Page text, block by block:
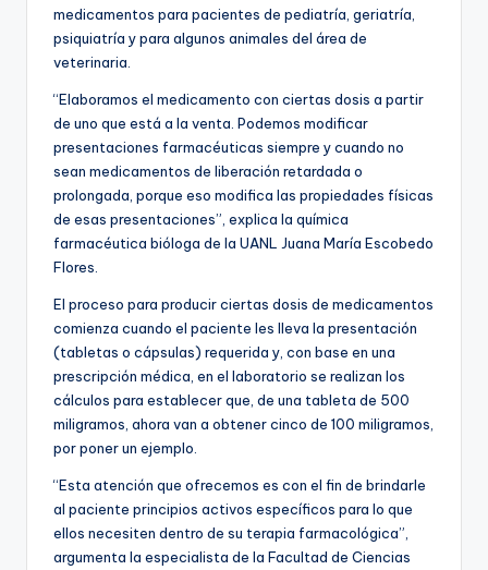
medicamentos para pacientes de pediatría, geriatría,
psiquiatría y para algunos animales del área de
veterinaria.
“Elaboramos el medicamento con ciertas dosis a partir
de uno que está a la venta. Podemos modificar
presentaciones farmacéuticas siempre y cuando no
sean medicamentos de liberación retardada o
prolongada, porque eso modifica las propiedades físicas
de esas presentaciones”, explica la química
farmacéutica bióloga de la UANL Juana María Escobedo
Flores.
El proceso para producir ciertas dosis de medicamentos
comienza cuando el paciente les lleva la presentación
(tabletas o cápsulas) requerida y, con base en una
prescripción médica, en el laboratorio se realizan los
cálculos para establecer que, de una tableta de 500
miligramos, ahora van a obtener cinco de 100 miligramos,
por poner un ejemplo.
“Esta atención que ofrecemos es con el fin de brindarle
al paciente principios activos específicos para lo que
ellos necesiten dentro de su terapia farmacológica”,
argumenta la especialista de la Facultad de Ciencias